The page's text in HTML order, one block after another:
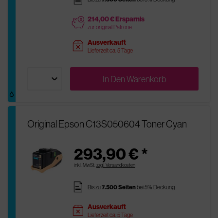
price 214,00 € Ersparnis
zur original Patrone
sold Ausverkauft
Lieferzeit ca. 5 Tage
In DenWarenkorb
Original Epson C13S050604 Toner Cyan
293,90 € *
inkl. MwSt. zzgl. Versandkosten
pages Bis zu7.500 Seitenbei 5% Deckung
sold Ausverkauft
Lieferzeit ca. 5 Tage